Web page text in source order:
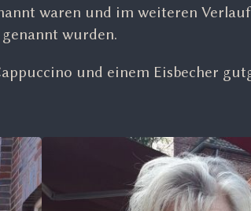
waren und im weiteren
wurden.
und einem Eisbecher